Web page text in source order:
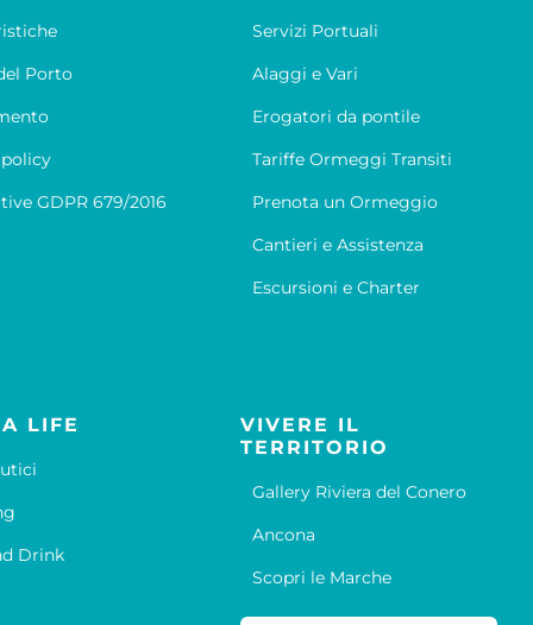
Porto
GDPR 679/2016
Servizi Portuali
Alaggi e Vari
Erogatori da pontile
Tariffe Ormeggi Transiti
Prenota un Ormeggio
Cantieri e Assistenza
Escursioni e Charter
LIFE
Drink
VIVERE IL
TERRITORIO
Gallery Riviera del Conero
Ancona
Scopri le Marche